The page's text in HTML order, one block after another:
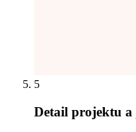
5
Detail projektu a